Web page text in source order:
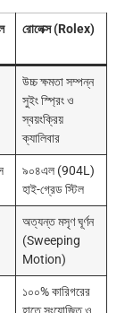
রোলেক্স (Rolex)
উচ্চ ক্ষমতা সম্পন্ন
সুইং স্প্রিং ও
স্বয়ংক্রিয়
ক্যালিবার
৯০৪এল (904L)
হাই-গ্রেড স্টিল
অত্যন্ত মসৃণ ঘূর্ণন
(Sweeping
Motion)
১০০% কারিগরের